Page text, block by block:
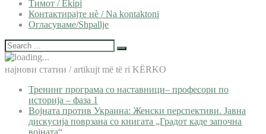
Тимот / Ekipi
Контактирајте нѐ / Na kontaktoni
Огласуваме/Shpallje
најнови статии / artikujt më të ri KËRKO
Тренинг програма со наставници– професори по
историја – фаза 1
Војната против Украина: Женски перспективи. Јавна
дискусија поврзана со книгата „Градот каде започна
војната“